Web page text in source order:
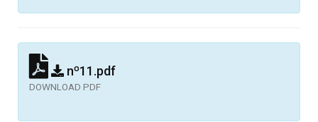
nº11.pdf
DOWNLOAD PDF